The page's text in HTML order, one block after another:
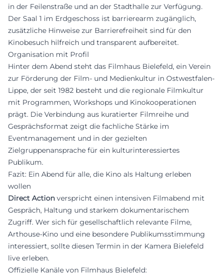
in der Feilenstraße und an der Stadthalle zur Verfügung.
Der Saal 1 im Erdgeschoss ist barrierearm zugänglich,
zusätzliche Hinweise zur Barrierefreiheit sind für den
Kinobesuch hilfreich und transparent aufbereitet.
Organisation mit Profil
Hinter dem Abend steht das Filmhaus Bielefeld, ein Verein
zur Förderung der Film- und Medienkultur in Ostwestfalen-
Lippe, der seit 1982 besteht und die regionale Filmkultur
mit Programmen, Workshops und Kinokooperationen
prägt. Die Verbindung aus kuratierter Filmreihe und
Gesprächsformat zeigt die fachliche Stärke im
Eventmanagement und in der gezielten
Zielgruppenansprache für ein kulturinteressiertes
Publikum.
Fazit: Ein Abend für alle, die Kino als Haltung erleben
wollen
Direct Action verspricht einen intensiven Filmabend mit
Gespräch, Haltung und starkem dokumentarischem
Zugriff. Wer sich für gesellschaftlich relevante Filme,
Arthouse-Kino und eine besondere Publikumsstimmung
interessiert, sollte diesen Termin in der Kamera Bielefeld
live erleben.
Offizielle Kanäle von Filmhaus Bielefeld: